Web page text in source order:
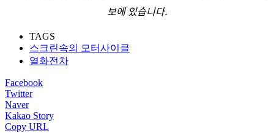
보에 있습니다.
TAGS
스크린속의 모터사이클
열화전차
Facebook
Twitter
Naver
Kakao Story
Copy URL